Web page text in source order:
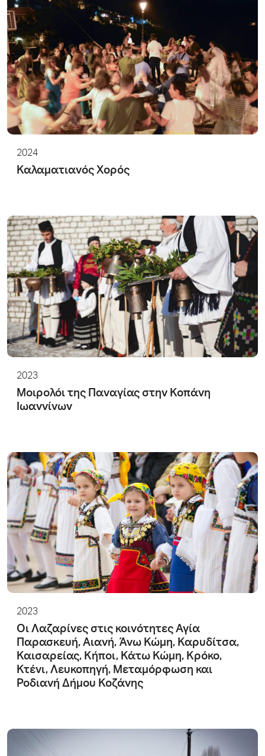
2024
Καλαματιανός Χορός
2023
Μοιρολόι της Παναγίας στην Κοπάνη
Ιωαννίνων
2023
Οι Λαζαρίνες στις κοινότητες Αγία
Παρασκευή, Αιανή, Άνω Κώμη, Καρυδίτσα,
Καισαρείας, Κήποι, Κάτω Κώμη, Κρόκο,
Κτένι, Λευκοπηγή, Μεταμόρφωση και
Ροδιανή Δήμου Κοζάνης